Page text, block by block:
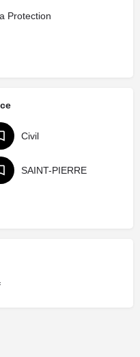
Protection
Civil
SAINT-PIERRE